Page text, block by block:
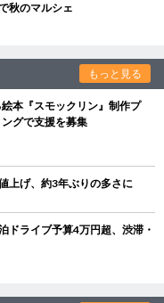
秋のマルシェ
もっと見る
本『スモックリン』制作プ
グで支援を募集
上げ、約3年ぶりの多さに
ライブ予算4万円超、渋滞・